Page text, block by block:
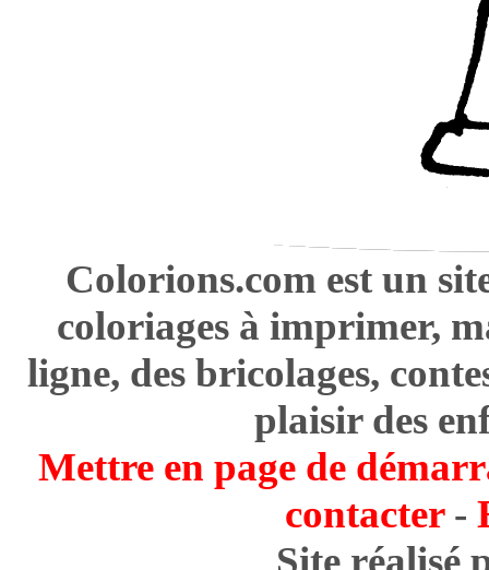
Colorions.com est un
coloriages à imprimer,
ligne, des bricolages,
plaisir des
Mettre en page de
contacter-
Site réalisé